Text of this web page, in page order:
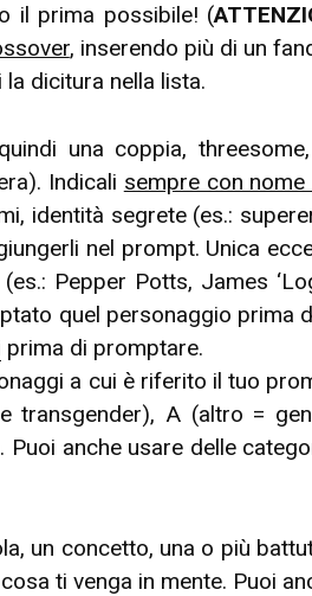
il prima possibile! (
, inserendo più di un
la dicitura nella lista.
una coppia,
Indicali sempre con
identità segrete (es.:
nel prompt. Unica
Pepper Potts, James
quel personaggio prima
prima di promptare.
a cui è riferito il tuo
transgender), A (altro =
anche usare delle
un concetto, una o più
ti venga in mente. Puoi